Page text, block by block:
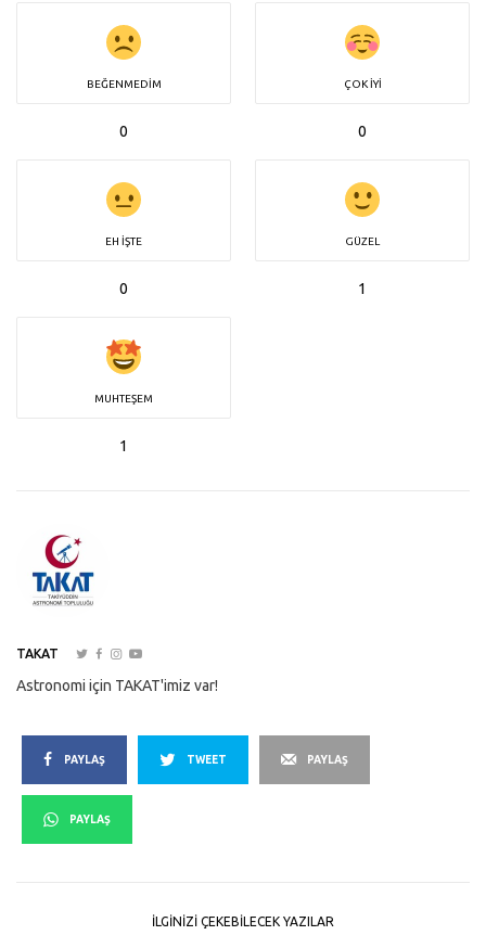
BEĞENMEDIM
0
ÇOK İYI
0
EH İŞTE
0
GÜZEL
1
MUHTEŞEM
1
TAKAT
Astronomi için TAKAT'imiz var!
PAYLAŞ TWEET PAYLAŞ
PAYLAŞ
İLGINIZI ÇEKEBILECEK YAZILAR